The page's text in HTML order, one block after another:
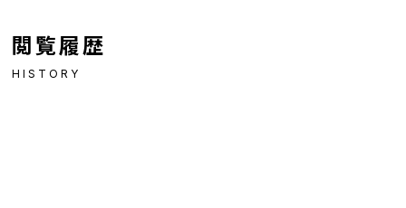
閲覧履歴
HISTORY